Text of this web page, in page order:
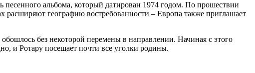
песенного альбома, который датирован 1974 годом. По прошествии
расширяют географию востребованности – Европа также приглашает
без некоторой перемены в направлении. Начиная с этого
и Ротару посещает почти все уголки родины.